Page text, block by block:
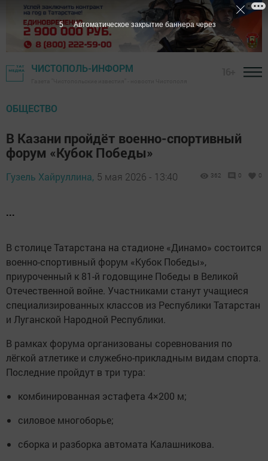
ЧИСТОПОЛЬ-ИНФОРМ
ОБЩЕСТВО
В Казани пройдёт военно-спортивный
форум «Кубок Победы»
Гузель Хайруллина, 5 мая 2026 - 13:40 362 0 0
...
В столице Татарстана на стадионе «Динамо» состоится
военно-спортивный форум «Кубок Победы»,
приуроченный к 81-й годовщине Победы в Великой
Отечественной войне. Участниками станут учащиеся
специализированных классов из Республики Татарстан
и Луганской Народной Республики.
В рамках форума организованы соревнования по
лёгкой атлетике и служебно-прикладным видам спорта.
Последние пройдут в три тура:
комбинированная эстафета 4×200 м;
силовое многоборье;
сборка и разборка автомата Калашникова.
3 Автоматическое закрытие баннера через